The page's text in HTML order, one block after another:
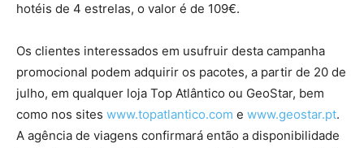
hotéis de 4 estrelas, o valor é de 109€.
Os clientes interessados em usufruir desta campanha
promocional podem adquirir os pacotes, a partir de 20 de
julho, em qualquer loja Top Atlântico ou GeoStar, bem
como nos sites www.topatlantico.com e www.geostar.pt.
A agência de viagens confirmará então a disponibilidade